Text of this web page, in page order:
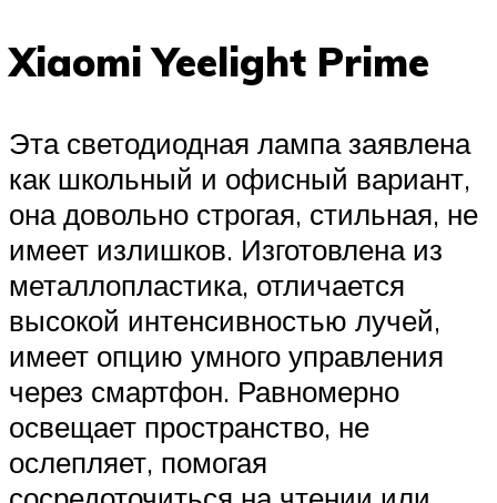
Xiaomi Yeelight Prime
Эта светодиодная лампа заявлена
как школьный и офисный вариант,
она довольно строгая, стильная, не
имеет излишков. Изготовлена из
металлопластика, отличается
высокой интенсивностью лучей,
имеет опцию умного управления
через смартфон. Равномерно
освещает пространство, не
ослепляет, помогая